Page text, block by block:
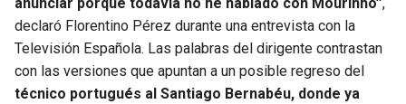
anunciar porque todavía no he hablado con Mourinho”,
declaró Florentino Pérez durante una entrevista con la
Televisión Española. Las palabras del dirigente contrastan
con las versiones que apuntan a un posible regreso del
técnico portugués al Santiago Bernabéu, donde ya